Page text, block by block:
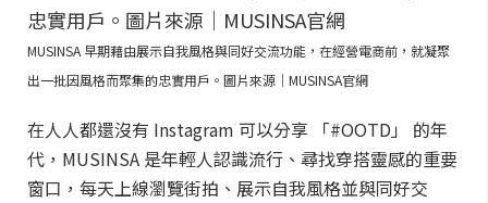
MUSINSA 早期藉由展示自我風格與同好交流功能，在經營電商前，就凝聚
出一批因風格而聚集的忠實用戶。圖片來源｜MUSINSA官網
在人人都還沒有 Instagram 可以分享 「#OOTD」 的年
代，MUSINSA 是年輕人認識流行、尋找穿搭靈感的重要
窗口，每天上線瀏覽街拍、展示自我風格並與同好交